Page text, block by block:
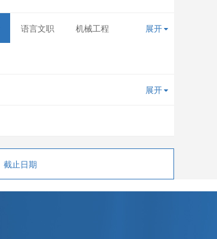
语言文职 机械工程 展开
展开
截止日期